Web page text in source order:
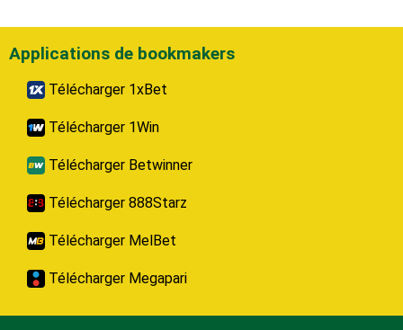
Applications de bookmakers
Télécharger 1xBet
Télécharger 1Win
Télécharger Betwinner
Télécharger 888Starz
Télécharger MelBet
Télécharger Megapari